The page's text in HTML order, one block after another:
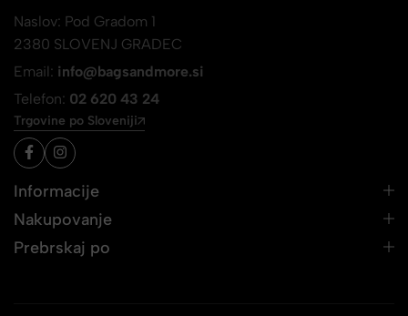
Naslov: Pod Gradom 1
2380 SLOVENJ GRADEC
Email: info@bagsandmore.si
Telefon: 02 620 43 24
Trgovine po Sloveniji
Informacije
Nakupovanje
Prebrskaj po